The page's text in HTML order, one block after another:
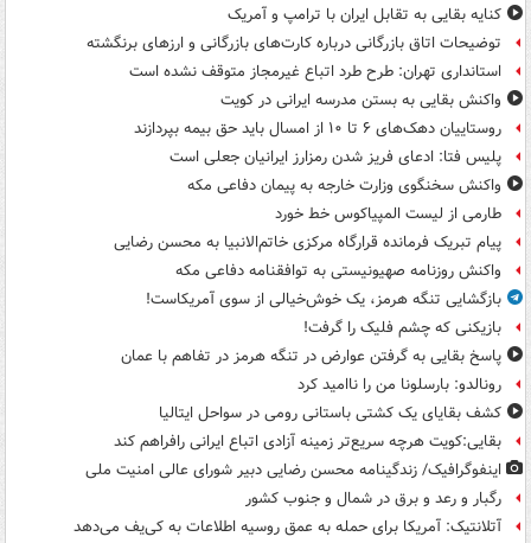
کنایه بقایی به تقابل ایران با ترامپ و آمریک
توضیحات اتاق بازرگانی درباره کارت‌های بازرگانی و ارزهای برنگشته
استانداری تهران: طرح طرد اتباع غیرمجاز متوقف نشده است
واکنش بقایی به بستن مدرسه ایرانی در کویت
روستاییان دهک‌های ۶ تا ۱۰ از امسال باید حق بیمه بپردازند
پلیس فتا: ادعای فریز شدن رمزارز ایرانیان جعلی است
واکنش سخنگوی وزارت خارجه به پیمان دفاعی مکه
طارمی از لیست المپیاکوس خط خورد
پیام تبریک فرمانده قرارگاه مرکزی خاتم‌الانبیا به محسن رضایی
واکنش روزنامه صهیونیستی به توافقنامه دفاعی مکه
بازگشایی تنگه هرمز، یک خوش‌خیالی از سوی آمریکاست!
بازیکنی که چشم فلیک را گرفت!
پاسخ بقایی به گرفتن عوارض در تنگه هرمز در تفاهم با عمان
رونالدو: بارسلونا من را ناامید کرد
کشف بقایای یک کشتی باستانی رومی در سواحل ایتالیا
بقایی:کویت هرچه سریع‌تر زمینه آزادی اتباع ایرانی رافراهم کند
اینفوگرافیک/ زندگینامه محسن رضایی دبیر شورای عالی امنیت‌ ملی
رگبار و رعد و برق در شمال و جنوب کشور
آتلانتیک: آمریکا برای حمله به عمق روسیه اطلاعات به کی‌یف می‌دهد